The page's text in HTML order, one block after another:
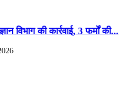
विभाग की कार्रवाई, 3 फर्मों की...